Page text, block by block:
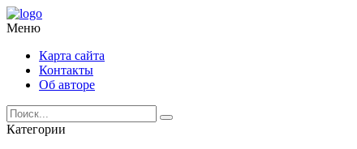
Меню
Карта сайта
Контакты
Об авторе
Категории